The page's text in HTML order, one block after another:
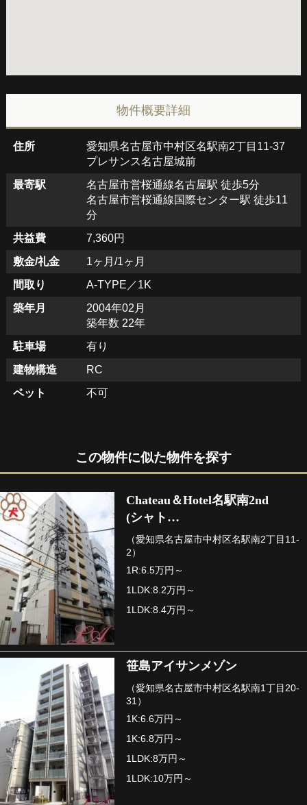
物件概要詳細
住所
愛知県名古屋市中村区名駅南2丁目11-37
プレサンス名古屋城前
最寄駅
名古屋市営桜通線名古屋駅 徒歩5分
名古屋市営桜通線国際センター駅 徒歩11
分
共益費
7,360円
敷金/礼金
1ヶ月/1ヶ月
間取り
A-TYPE／1K
築年月
2004年02月
築年数 22年
駐車場
有り
建物構造
RC
ペット
不可
この物件に似た物件を探す
Chateau＆Hotel名駅南2nd
(シャト…
（愛知県名古屋市中村区名駅南2丁目11-
2）
1R:6.5万円～
1LDK:8.2万円～
1LDK:8.4万円～
笹島アイサンメゾン
（愛知県名古屋市中村区名駅南1丁目20-
31）
1K:6.6万円～
1K:6.8万円～
1LDK:8万円～
1LDK:10万円～